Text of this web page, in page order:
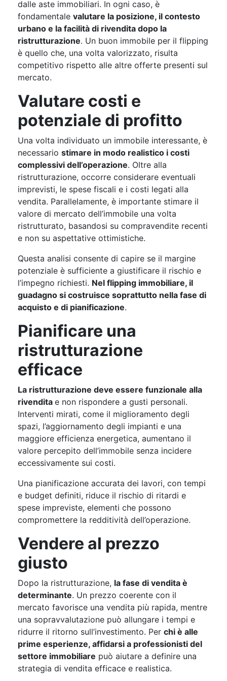
dalle aste immobiliari. In ogni caso, è
fondamentale valutare la posizione, il contesto
urbano e la facilità di rivendita dopo la
ristrutturazione. Un buon immobile per il flipping
è quello che, una volta valorizzato, risulta
competitivo rispetto alle altre offerte presenti sul
mercato.
Valutare costi e
potenziale di profitto
Una volta individuato un immobile interessante, è
necessario stimare in modo realistico i costi
complessivi dell’operazione. Oltre alla
ristrutturazione, occorre considerare eventuali
imprevisti, le spese fiscali e i costi legati alla
vendita. Parallelamente, è importante stimare il
valore di mercato dell’immobile una volta
ristrutturato, basandosi su compravendite recenti
e non su aspettative ottimistiche.
Questa analisi consente di capire se il margine
potenziale è sufficiente a giustificare il rischio e
l’impegno richiesti. Nel flipping immobiliare, il
guadagno si costruisce soprattutto nella fase di
acquisto e di pianificazione.
Pianificare una
ristrutturazione
efficace
La ristrutturazione deve essere funzionale alla
rivendita e non rispondere a gusti personali.
Interventi mirati, come il miglioramento degli
spazi, l’aggiornamento degli impianti e una
maggiore efficienza energetica, aumentano il
valore percepito dell’immobile senza incidere
eccessivamente sui costi.
Una pianificazione accurata dei lavori, con tempi
e budget definiti, riduce il rischio di ritardi e
spese impreviste, elementi che possono
compromettere la redditività dell’operazione.
Vendere al prezzo
giusto
Dopo la ristrutturazione, la fase di vendita è
determinante. Un prezzo coerente con il
mercato favorisce una vendita più rapida, mentre
una sopravvalutazione può allungare i tempi e
ridurre il ritorno sull’investimento. Per chi è alle
prime esperienze, affidarsi a professionisti del
settore immobiliare può aiutare a definire una
strategia di vendita efficace e realistica.